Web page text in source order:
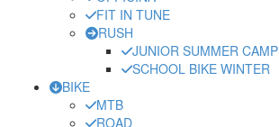
FIT IN TUNE
RUSH
JUNIOR SUMMER CAMP
SCHOOL BIKE WINTER
BIKE
MTB
ROAD